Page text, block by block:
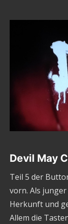
Devil May
Teil 5 der
vorn. Als
Herkunft und
Allem die